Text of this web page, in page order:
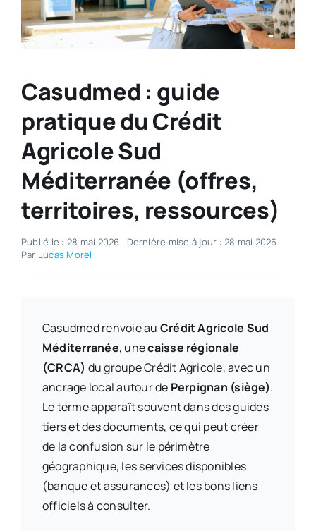
Casudmed : guide
pratique du Crédit
Agricole Sud
Méditerranée (offres,
territoires, ressources)
Publié le : 28 mai 2026
Dernière mise à jour : 28 mai 2026
Par Lucas Morel
Casudmed renvoie au Crédit Agricole Sud
Méditerranée, unecaisse régionale
(CRCA) du groupe Crédit Agricole, avec un
ancrage local autour de Perpignan (siège).
Le terme apparaît souvent dans des guides
tiers et des documents, ce qui peut créer
de la confusion sur le périmètre
géographique, les services disponibles
(banque et assurances) et les bons liens
officiels à consulter.